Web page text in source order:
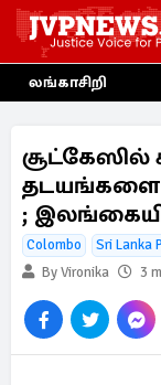
லங்காசிறி
தடயங்களை
;
Colombo Sri Lanka
By Vironika
3